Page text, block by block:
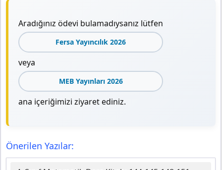
Aradığınız ödevi bulamadıysanız lütfen
Fersa Yayıncılık 2026
veya
MEB Yayınları 2026
ana içeriğimizi ziyaret ediniz.
Önerilen Yazılar: